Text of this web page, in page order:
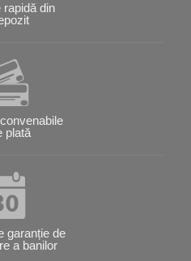
rapidă din
plată
garanție de
a banilor